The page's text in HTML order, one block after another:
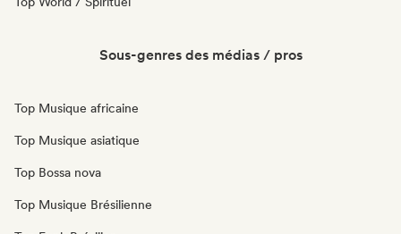
Sous-genres des médias / pros
Top Musique africaine
Top Musique asiatique
Top Bossa nova
Top Musique Brésilienne